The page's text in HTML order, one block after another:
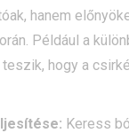
hanem
Például a
hogy a
Keress